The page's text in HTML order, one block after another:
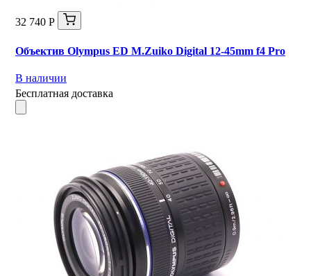
32 740 Р
Объектив Olympus ED M.Zuiko Digital 12-45mm f4 Pro
В наличии
Бесплатная доставка